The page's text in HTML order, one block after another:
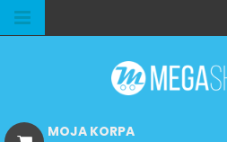
MOJA KORPA